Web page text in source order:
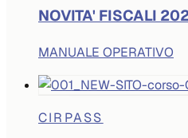
NOVITA' FISCALI
MANUALE OPERATIVO
CIRPASS